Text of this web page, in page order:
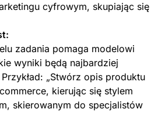
cyfrowym, skupiając się
zadania pomaga modelowi
wyniki będą najbardziej
„Stwórz opis produktu
kierując się stylem
skierowanym do specjalistów